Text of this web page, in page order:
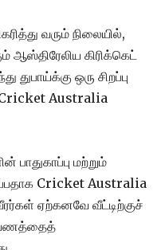
வரும் நிலையில்,
ஆஸ்திரேலிய கிரிக்கெட்
துபாய்க்கு ஒரு சிறப்பு
Cricket Australia
மற்றும்
Cricket Australia
ஏற்கனவே வீட்டிற்குச்